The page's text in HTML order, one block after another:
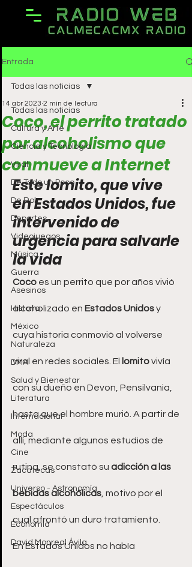
Entrada
Todas las noticias
Cultura y Arte
Ciencia y Tecnología
Viral
De Todo un Poco
De Rol
Deportes
Videojuegos
Música
Guerra
Asesinos
Historia
México
Naturaleza
DMA
Salud y Bienestar
Literatura
Internacional
Moda
Cine
Zacatecas
Universo - Astronomía
Espectáculos
Economía
David Monreal Ávila
Todas las noticias
Coco, el perrito tratado
por alcoholismo que
conmueve a Internet
14 abr 2023 2 min de lectura
Este lomito, que vive
en Estados Unidos, fue
intervenido de
urgencia para salvarle
la vida
Coco es un perrito que por años vivió
alcoholizado en Estados Unidos y
cuya historia conmovió al volverse
viral en redes sociales. El lomito vivía
con su dueño en Devon, Pensilvania,
hasta que el hombre murió. A partir de
allí, mediante algunos estudios de
rutina, se constató su adicción a las
bebidas alcohólicas , motivo por el
cual afrontó un duro tratamiento.
En Estados Unidos no había